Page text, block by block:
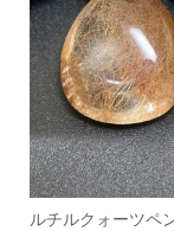
ルチルクォーツペ